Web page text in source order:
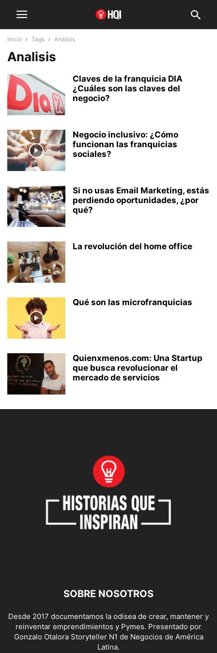
Inicio Tags Analisis
Analisis
Claves de la franquicia DIA
¿Cuáles son las claves del
negocio?
Negocio inclusivo: ¿Cómo
funcionan las franquicias
sociales?
Si no usas Email Marketing, estás
perdiendo oportunidades, ¿por
qué?
La revolución del home office
Qué son las microfranquicias
Quienxmenos.com: Una Startup
que busca revolucionar el
mercado de servicios
SOBRE NOSOTROS
Desde 2017 documentamos la odisea de crear, mantener y
reinventar emprendimientos y Pymes. Presentado por
Gonzalo Otalora Storyteller N1 de Negocios de América
Latina.